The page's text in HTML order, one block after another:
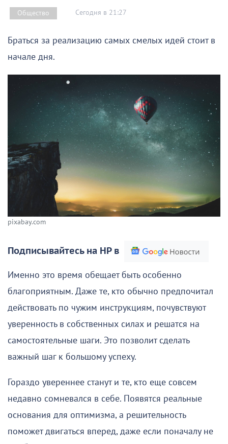
Общество Сегодня в 21:27
Браться за реализацию самых смелых идей стоит в
начале дня.
pixabay.com
Подписывайтесь на НР в
Именно это время обещает быть особенно
благоприятным. Даже те, кто обычно предпочитал
действовать по чужим инструкциям, почувствуют
уверенность в собственных силах и решатся на
самостоятельные шаги. Это позволит сделать
важный шаг к большому успеху.
Гораздо увереннее станут и те, кто еще совсем
недавно сомневался в себе. Появятся реальные
основания для оптимизма, а решительность
поможет двигаться вперед, даже если поначалу не